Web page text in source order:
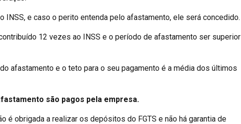
INSS, e caso o perito entenda pelo afastamento, ele será concedido.
12 vezes ao INSS e o período de afastamento ser superior
afastamento e o teto para o seu pagamento é a média dos últimos
são pagos pela empresa.
é obrigada a realizar os depósitos do FGTS e não há garantia de